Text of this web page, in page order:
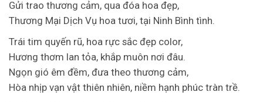
Gửi trao thương cảm, qua đóa hoa đẹp,
Thương Mại Dịch Vụ hoa tươi, tại Ninh Bình tình.
Trái tim quyến rũ, hoa rực sắc đẹp color,
Hương thơm lan tỏa, khắp muôn nơi đâu.
Ngọn gió êm đềm, đưa theo thương cảm,
Hòa nhịp vạn vật thiên nhiên, niềm hạnh phúc tràn trề.